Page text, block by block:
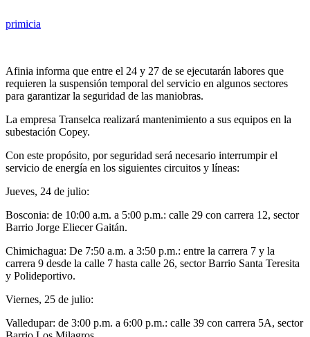
primicia
Afinia informa que entre el 24 y 27 de se ejecutarán labores que
requieren la suspensión temporal del servicio en algunos sectores
para garantizar la seguridad de las maniobras.
La empresa Transelca realizará mantenimiento a sus equipos en la
subestación Copey.
Con este propósito, por seguridad será necesario interrumpir el
servicio de energía en los siguientes circuitos y líneas:
Jueves, 24 de julio:
Bosconia: de 10:00 a.m. a 5:00 p.m.: calle 29 con carrera 12, sector
Barrio Jorge Eliecer Gaitán.
Chimichagua: De 7:50 a.m. a 3:50 p.m.: entre la carrera 7 y la
carrera 9 desde la calle 7 hasta calle 26, sector Barrio Santa Teresita
y Polideportivo.
Viernes, 25 de julio:
Valledupar: de 3:00 p.m. a 6:00 p.m.: calle 39 con carrera 5A, sector